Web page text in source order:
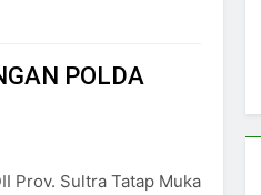
POLDA
Prov. Sultra Tatap Muka